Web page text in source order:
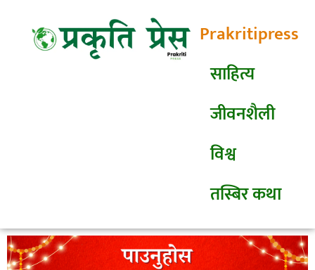
Prakritipress
साहित्य
जीवनशैली
विश्व
तस्बिर कथा